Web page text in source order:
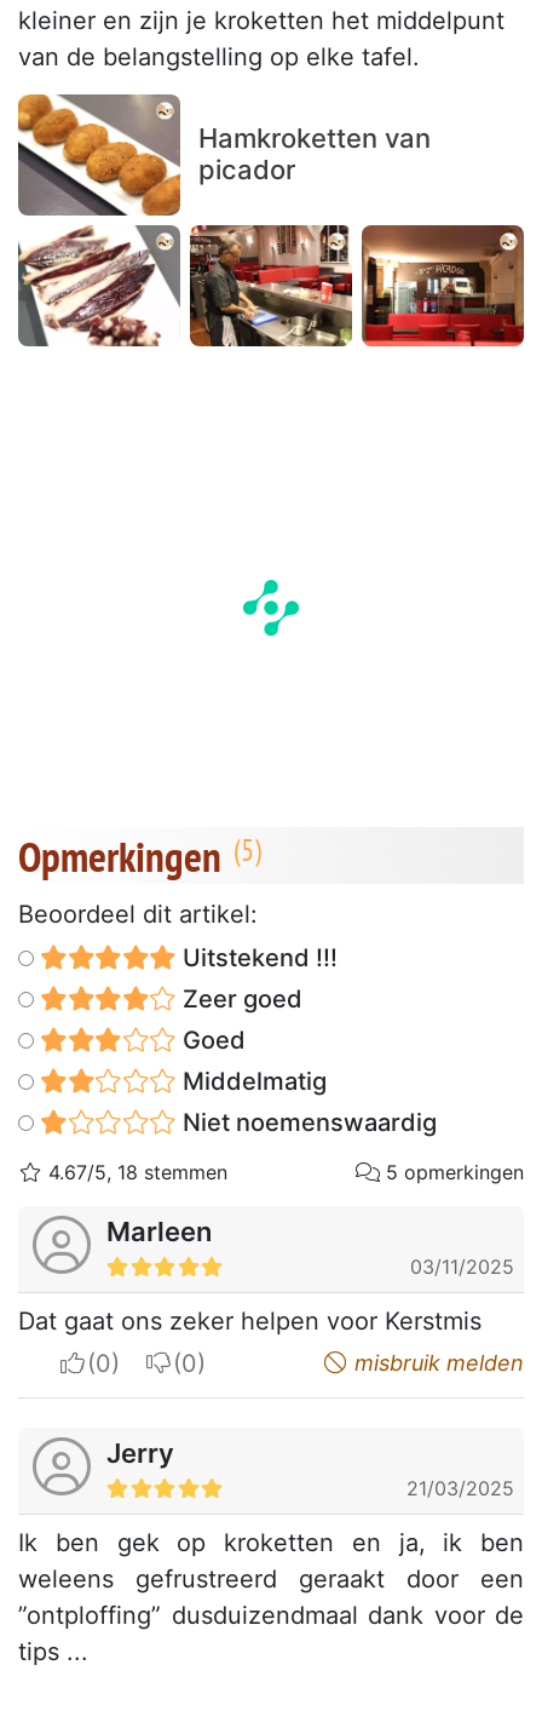
kleiner en zijn je kroketten het middelpunt
van de belangstelling op elke tafel.
Hamkroketten van
picador
Opmerkingen
Beoordeel dit artikel:
Uitstekend !!!
Zeer goed
Goed
Middelmatig
Niet noemenswaardig
4.67/5, 18 stemmen 5 opmerkingen
Marleen
03/11/2025
Dat gaat ons zeker helpen voor Kerstmis
I apreciateI do not appreciatemisbruik melden
Jerry
21/03/2025
Ik ben gek op kroketten en ja, ik ben
weleens gefrustreerd geraakt door een
”ontploffing” dusduizendmaal dank voor de
tips ...